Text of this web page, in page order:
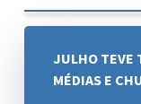
JULHO TEVE
MÉDIAS E